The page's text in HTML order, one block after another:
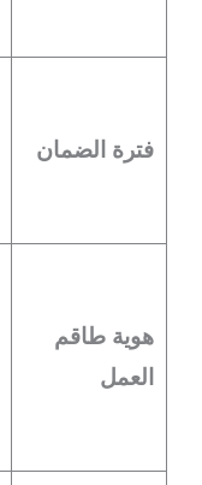
فترة الضمان
هوية طاقم
العمل